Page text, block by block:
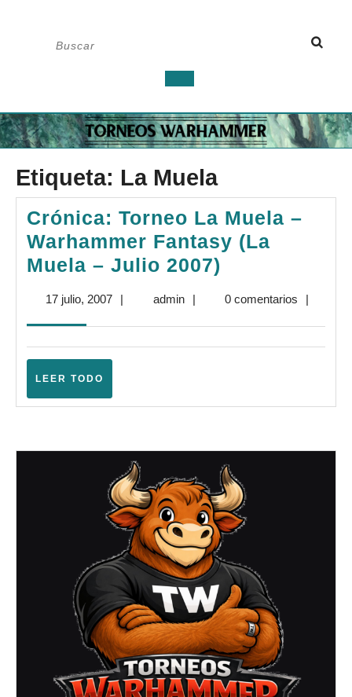
de
apertura
Etiqueta: La Muela
Crónica: Torneo La Muela –
Warhammer Fantasy (La
Muela – Julio 2007)
Fantasy
Muela
–
Julio
2007)
17 julio, 200717| adminadmin
| 0 comentarios |
LEER TODO